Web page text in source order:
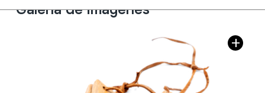
Galería de imágenes